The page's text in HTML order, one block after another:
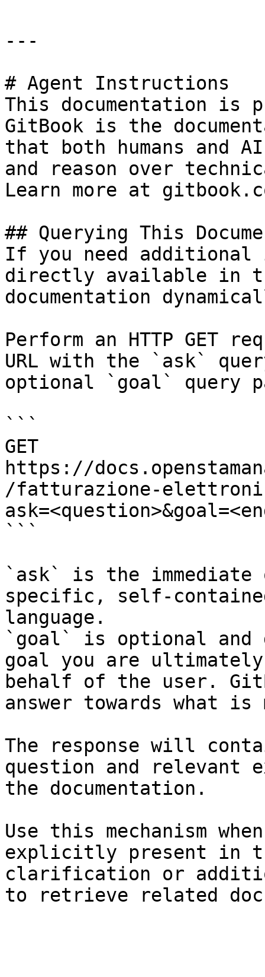
---
# Agent Instructions
This documentation is
GitBook is the
that both humans and
and reason over
Learn more at
## Querying This
If you need
directly available in
documentation
Perform an HTTP GET
URL with the `ask`
optional `goal` query
```
GET
https://
/fatturazione-
```
`ask` is the
specific, self-
language.
`goal` is optional and
goal you are
behalf of the user.
answer towards what
The response will
question and relevant
the documentation.
Use this mechanism
explicitly present in
clarification or